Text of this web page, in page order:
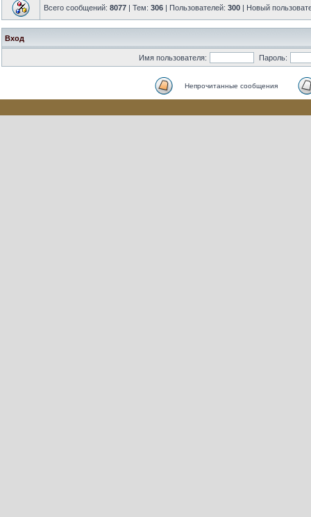
Всего сообщений: 8077 | Тем: 306 | Пользователей: 300 | Новый
Вход
Имя пользователя: Пароль:
Непрочитанные сообщения